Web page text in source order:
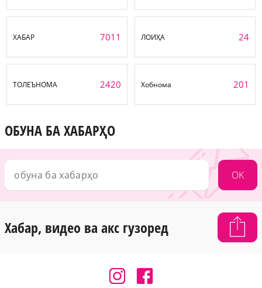
ХАБАР 7011 ЛОИҲА 24
ТОЛЕЪНОМА 2420 Хобнома 201
ОБУНА БА ХАБАРҲО
OK
Хабар, видео ва акс гузоред